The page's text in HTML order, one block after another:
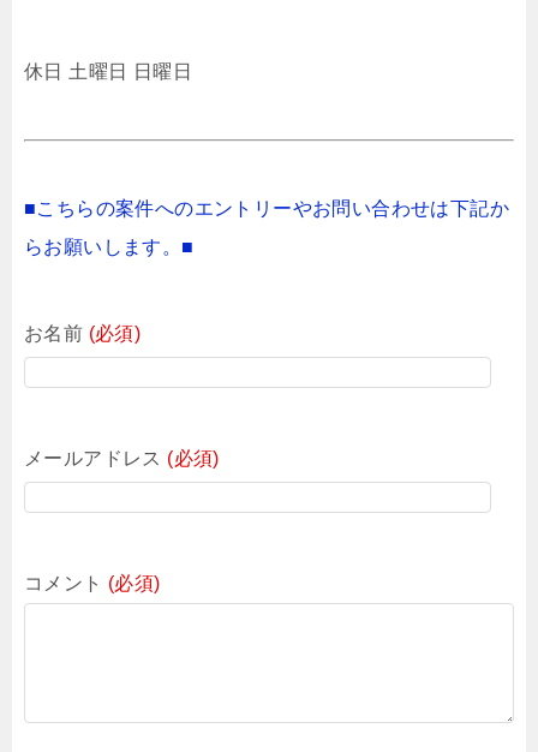
休日 土曜日 日曜日
■こちらの案件へのエントリーやお問い合わせは下記か
らお願いします。■
お名前 (必須)
メールアドレス (必須)
コメント (必須)